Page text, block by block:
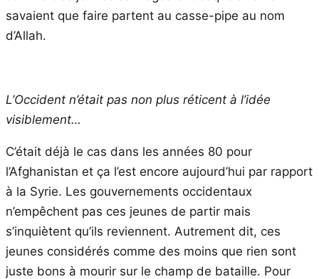
savaient que faire partent au casse-pipe au nom
d’Allah.
L’Occident n’était pas non plus réticent à l’idée
visiblement…
C’était déjà le cas dans les années 80 pour
l’Afghanistan et ça l’est encore aujourd’hui par rapport
à la Syrie. Les gouvernements occidentaux
n’empêchent pas ces jeunes de partir mais
s’inquiètent qu’ils reviennent. Autrement dit, ces
jeunes considérés comme des moins que rien sont
juste bons à mourir sur le champ de bataille. Pour